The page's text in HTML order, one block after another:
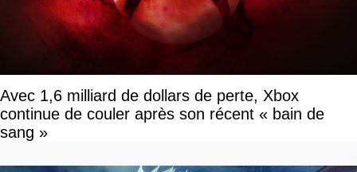
Avec 1,6 milliard de dollars de perte, Xbox
continue de couler après son récent « bain de
sang »